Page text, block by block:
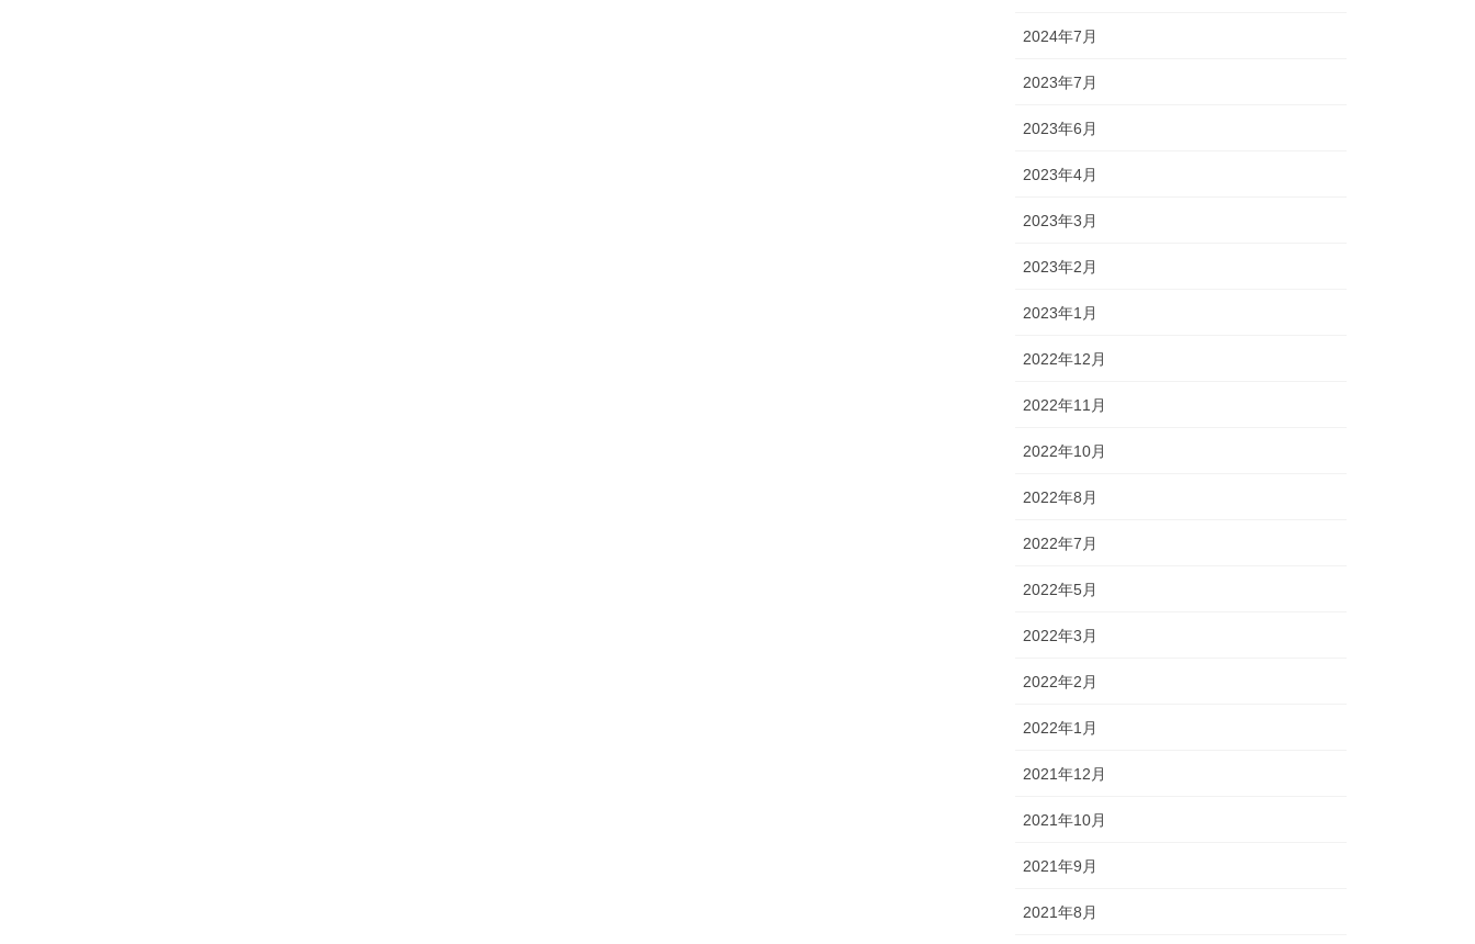
2024年7月
2023年7月
2023年6月
2023年4月
2023年3月
2023年2月
2023年1月
2022年12月
2022年11月
2022年10月
2022年8月
2022年7月
2022年5月
2022年3月
2022年2月
2022年1月
2021年12月
2021年10月
2021年9月
2021年8月